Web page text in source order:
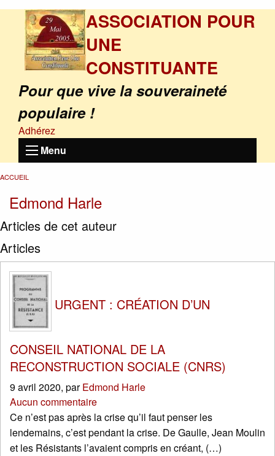
ASSOCIATION POUR
UNE
CONSTITUANTE
Pour que vive la souveraineté
populaire !
Adhérez
Menu
ACCUEIL
Edmond Harle
Articles de cet auteur
Articles
URGENT : CRÉATION D’UN
CONSEIL NATIONAL DE LA
RECONSTRUCTION SOCIALE (CNRS)
9 avril 2020, parEdmond Harle
Aucun commentaire
Ce n’est pas après la crise qu’il faut penser les
lendemains, c’est pendant la crise. De Gaulle, Jean Moulin
et les Résistants l’avaient compris en créant, (…)